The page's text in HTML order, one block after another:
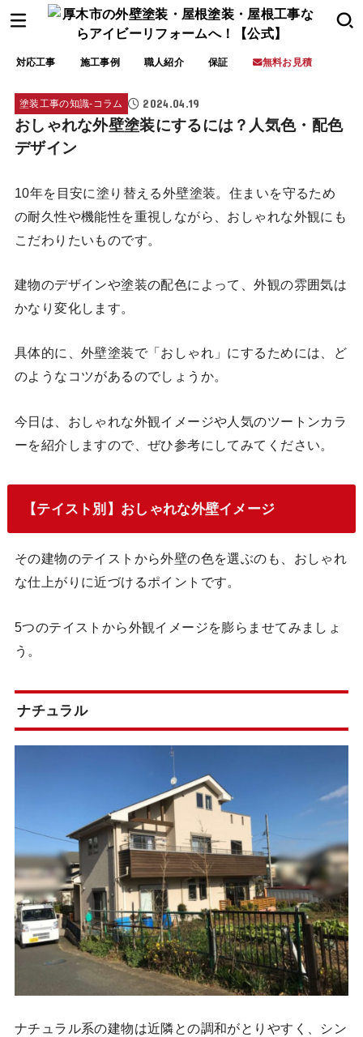
対応工事 施工事例 職人紹介 保証 無料お見積
塗装工事の知識-コラム 2024.04.19
おしゃれな外壁塗装にするには？人気色・配色
デザイン
10年を目安に塗り替える外壁塗装。住まいを守るため
の耐久性や機能性を重視しながら、おしゃれな外観にも
こだわりたいものです。
建物のデザインや塗装の配色によって、外観の雰囲気は
かなり変化します。
具体的に、外壁塗装で「おしゃれ」にするためには、ど
のようなコツがあるのでしょうか。
今日は、おしゃれな外観イメージや人気のツートンカラ
ーを紹介しますので、ぜひ参考にしてみてください。
【テイスト別】おしゃれな外壁イメージ
その建物のテイストから外壁の色を選ぶのも、おしゃれ
な仕上がりに近づけるポイントです。
5つのテイストから外観イメージを膨らませてみましょ
う。
ナチュラル
ナチュラル系の建物は近隣との調和がとりやすく、シン